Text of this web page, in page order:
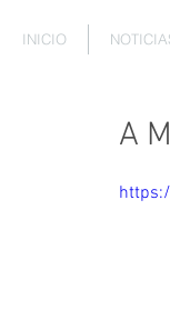
INICIO
A